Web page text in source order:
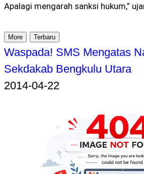
Apalagi mengarah sanksi hukum,”
More Terbaru
Waspada! SMS Mengatas
Sekdakab Bengkulu Utara
2014-04-22